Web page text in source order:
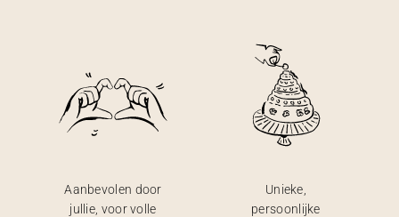
Aanbevolen door
jullie, voor volle
Unieke,
persoonlijke